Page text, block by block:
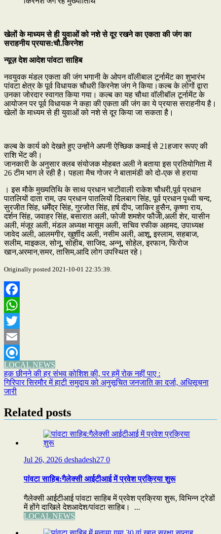
खेलों के माध्यम से ही युवाओं को नशे से दूर रखने का एकता की जंग का
सराहनीय प्रयास:चौ.किरनेश
न्यूज़ देश आदेश पांवटा साहिब
नवयुवक मंडल एकता की जंग भगानी के ओपन वॉलीबाल टूर्नामेंट का शुभारंभ
पांवटा क्षेत्र के पूर्व विधायक चौधरी किरनेश जंग ने किया।कल्ब के लोगों द्वारा
उनका जोरदार स्वागत किया गया। कल्ब का यह चौथा वॉलीबॉल टूर्नामेंट के
आयोजन पर पूर्व विधायक ने कहा की एकता की जंग का ये प्रयास सराहनीय है।
खेलों के माध्यम से ही युवाओं को नशे से दूर किया जा सकता है।
कल्ब के कार्य को देखते हुए उन्होंने अपनी ऐच्छिक कमाई से 21हजार रूपए की
राशि भेंट की।
जानकारी के अनुसार क्लब संयोजक मोहबत अली ने बताया इस प्रतियोगिता में
26 टीम भाग ले रही है। पहला मैच गोजर ने बातामंडी को दो-एक से हराया
। इस मौके मुख्यतिथि के साथ प्रधान भाटोंवाली राकेश चौधरी,पूर्व प्रधान
पातलियों दाता राम, उप प्रधान पातलियों दिलबाग सिंह, पूर्व प्रधान पृथ्वी चन्द,
सुरजीत सिंह, धर्मेंद्र सिंह, गुरजोत सिंह, हर्ष दीप, जाकिर हुसैन, कृष्णा राय,
दर्शन सिंह, जवाहर सिंह, बसारात अली, फोजी शमशेर फौजी,अली शेर, यासीन
अली, मंजूर अली, मंडल अध्यक्ष मासूम अली, सचिव रफीक अहमद, उपाध्यक्ष
जावेद अली, आलमगीर, खुर्शीद अली, नसीम अली, आशू, इस्लाम, सहबाज,
सलीम, माइकल, सोनू, सोहीब, साजिद, अन्नू, सोहेल, इरफान, फिरोज
खान,अरमान,समर, तासिम,आदि लोग उपस्थित रहे।
Originally posted 2021-10-01 22:35:39.
Facebook
WhatsApp
Twitter
Email
Refind
LOCAL NEWS
Post
navigation
हक़ छीनने की हर संभव कोशिश की, पर हमें रोक नहीं पाए :
गिरिपार सिरमौर में हाटी समुदाय को अनुसूचित जनजाति का दर्जा, अधिसूचना
जारी
Related posts
Jul 26, 2026 deshadesh27 0
पांवटा साहिब:गैलेक्सी आईटीआई में प्रवेश प्रक्रिया शुरू
गैलेक्सी आईटीआई पांवटा साहिब में प्रवेश प्रक्रिया शुरू, विभिन्न ट्रेडों
में होंगे दाखिले देशआदेश/पांवटा साहिब। ...
LOCAL NEWS